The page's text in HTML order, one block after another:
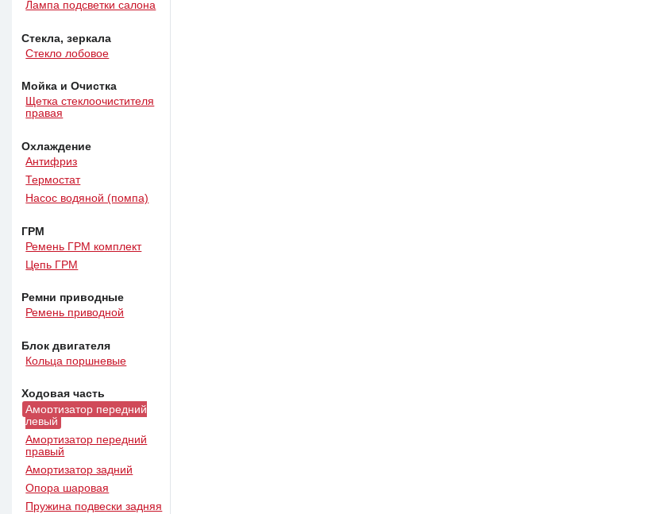
Лампа подсветки салона
Стекла, зеркала
Стекло лобовое
Мойка и Очистка
Щетка стеклоочистителя
правая
Охлаждение
Антифриз
Термостат
Насос водяной (помпа)
ГРМ
Ремень ГРМ комплект
Цепь ГРМ
Ремни приводные
Ремень приводной
Блок двигателя
Кольца поршневые
Ходовая часть
Амортизатор передний
левый
Амортизатор передний
правый
Амортизатор задний
Опора шаровая
Пружина подвески задняя